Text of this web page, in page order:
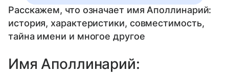
Расскажем, что означает имя Аполлинарий:
история, характеристики, совместимость,
тайна имени и многое другое
Имя Аполлинарий: